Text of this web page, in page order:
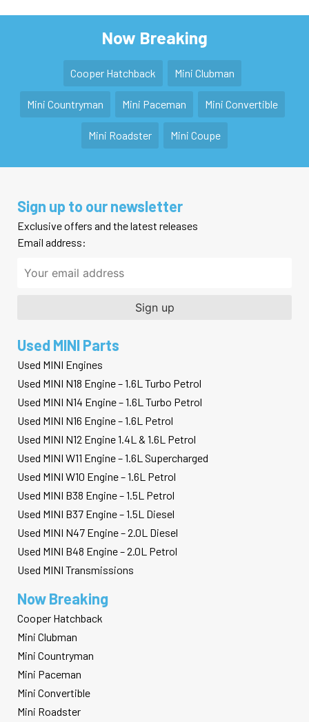
Now Breaking
Cooper Hatchback Mini Clubman
Mini Countryman Mini Paceman Mini Convertible
Mini Roadster Mini Coupe
Now Breaking
Cooper Hatchback
Mini Clubman
Mini Countryman
Mini Paceman
Mini Convertible
Mini Roadster
Used MINI Parts
Used MINI Engines
Used MINI N18 Engine – 1.6L Turbo Petrol
Used MINI N14 Engine – 1.6L Turbo Petrol
Used MINI N16 Engine – 1.6L Petrol
Used MINI N12 Engine 1.4L & 1.6L Petrol
Used MINI W11 Engine – 1.6L Supercharged
Used MINI W10 Engine – 1.6L Petrol
Used MINI B38 Engine – 1.5L Petrol
Used MINI B37 Engine – 1.5L Diesel
Used MINI N47 Engine – 2.0L Diesel
Used MINI B48 Engine – 2.0L Petrol
Used MINI Transmissions
Sign up to our newsletter
Exclusive offers and the latest releases
Email address: